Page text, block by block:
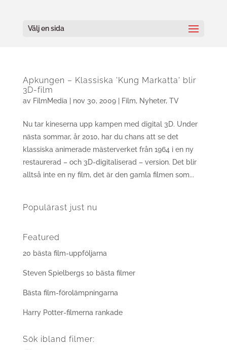
Välj en sida
Apkungen – Klassiska 'Kung Markatta' blir
3D-film
av FilmMedia nov 30, 2009| Film, Nyheter, TV
Nu tar kineserna upp kampen med digital 3D. Under
nästa sommar, år 2010, har du chans att se det
klassiska animerade mästerverket från 1964 i en ny
restaurerad – och 3D-digitaliserad – version. Det blir
alltså inte en ny film, det är den gamla filmen som...
Populärast just nu
Featured
20 bästa film-uppföljarna
Steven Spielbergs 10 bästa filmer
Bästa film-förolämpningarna
Harry Potter-filmerna rankade
Sök ibland filmer: